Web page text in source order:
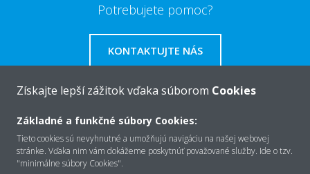
Potrebujete pomoc?
KONTAKTUJTE NÁS
O Daikin
Získajte lepší zážitok vďaka súborom Cookies
Základné a funkčné súbory Cookies:
Tieto cookies sú nevyhnutné a umožňujú navigáciu na našej webovej
stránke. Vďaka nim vám dokážeme poskytnúť považované služby. Ide o tzv.
"minimálne súbory Cookies".